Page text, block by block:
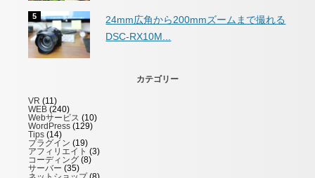
24mm広角から200mmズームまで撮れる
DSC-RX10M...
カテゴリー
VR (11)
WEB (240)
Webサービス (10)
WordPress (129)
Tips (14)
プラグイン (19)
アフィリエイト (3)
コーディング (8)
サーバー (35)